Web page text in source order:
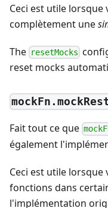
Ceci est utile
complètement une
The resetMocks
reset mocks
Fait tout ce que
également
Ceci est utile lorsque
fonctions dans
l'implémentation